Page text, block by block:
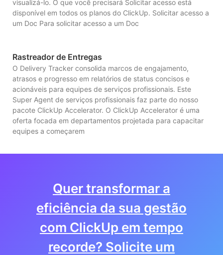
visualizá-lo. O que você precisará Solicitar acesso está
disponível em todos os planos do ClickUp. Solicitar acesso a
um Doc Para solicitar acesso a um Doc
Rastreador de Entregas
O Delivery Tracker consolida marcos de engajamento,
atrasos e progresso em relatórios de status concisos e
acionáveis para equipes de serviços profissionais. Este
Super Agent de serviços profissionais faz parte do nosso
pacote ClickUp Accelerator. O ClickUp Accelerator é uma
oferta focada em departamentos projetada para capacitar
equipes a começarem
Quer transformar a
eficiência da sua gestão
com ClickUp em tempo
recorde? Solicite um